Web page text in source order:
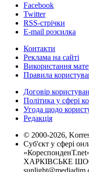
Facebook
Twitter
RSS-стрічки
E-mail розсилка
Контакти
Реклама на сайті
Використання
Правила
Договір
Політика у сфері
Угода щодо
Редакція
© 2000-2026,
Суб'єкт у сфері
ХАРКІВСЬКЕ